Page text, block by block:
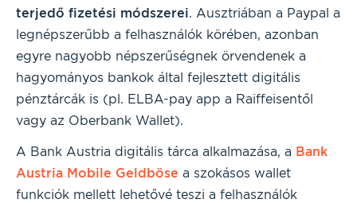
terjedő fizetési módszerei. Ausztriában a Paypal a
legnépszerűbb a felhasználók körében, azonban
egyre nagyobb népszerűségnek örvendenek a
hagyományos bankok által fejlesztett digitális
pénztárcák is (pl. ELBA-pay app a Raiffeisentől
vagy az Oberbank Wallet).
A Bank Austria digitális tárca alkalmazása, a Bank
Austria Mobile Geldböse a szokásos wallet
funkciók mellett lehetővé teszi a felhasználók